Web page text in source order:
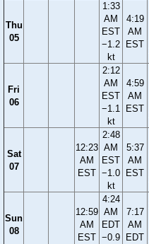
Thu
05
1:33
AM
EST
−1.2
kt
4:19
AM
EST
Fri
06
2:12
AM
EST
−1.1
kt
4:59
AM
EST
Sat
07
12:23
AM
EST
2:48
AM
EST
−1.0
kt
5:37
AM
EST
Sun
08
12:59
AM
EST
4:24
AM
EDT
−0.9
7:17
AM
EDT